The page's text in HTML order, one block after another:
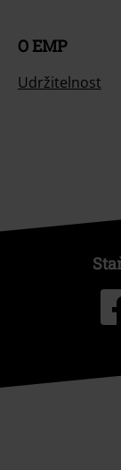
O EMP
Udržitelnost